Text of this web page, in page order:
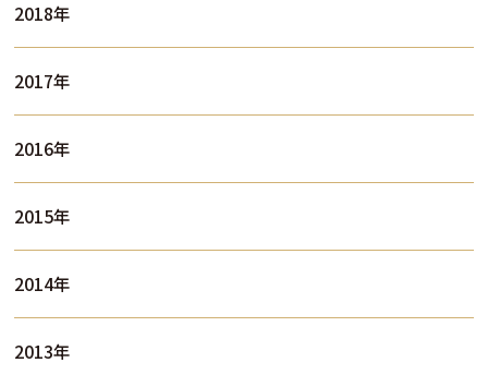
2018年
2017年
2016年
2015年
2014年
2013年